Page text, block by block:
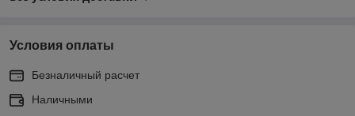
Условия оплаты
Безналичный расчет
Наличными